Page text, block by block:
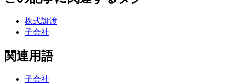
株式譲渡
子会社
関連用語
子会社